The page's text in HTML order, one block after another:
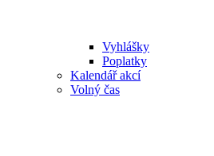
Vyhlášky
Poplatky
Kalendář akcí
Volný čas